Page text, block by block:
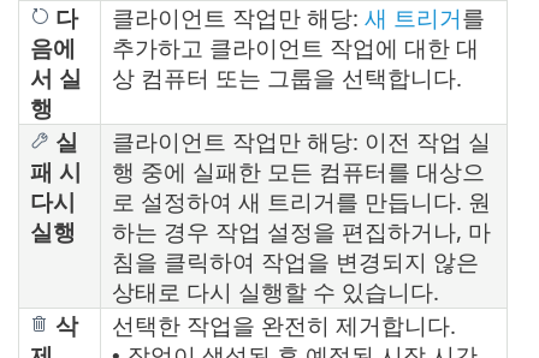
다
음에
서 실
행
클라이언트 작업만 해당: 새 트리거를
추가하고 클라이언트 작업에 대한 대
상 컴퓨터 또는 그룹을 선택합니다.
실
패 시
다시
실행
클라이언트 작업만 해당: 이전 작업 실
행 중에 실패한 모든 컴퓨터를 대상으
로 설정하여 새 트리거를 만듭니다. 원
하는 경우 작업 설정을 편집하거나, 마
침을 클릭하여 작업을 변경되지 않은
상태로 다시 실행할 수 있습니다.
삭
선택한 작업을 완전히 제거합니다.